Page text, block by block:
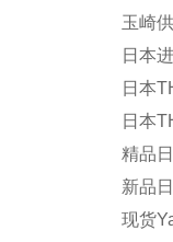
玉崎
日本
日本
日本
精品
新品
现货